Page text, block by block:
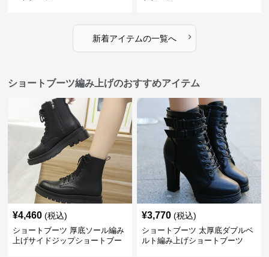
新着アイテムの一覧へ ›
ショートブーツ編み上げのおすすめアイテム
¥4,460 (税込)
ショートブーツ 厚底ソール編み
上げサイドジップショートブー
¥3,770 (税込)
ショートブーツ 太厚底ダブルベ
ルト編み上げショートブーツ